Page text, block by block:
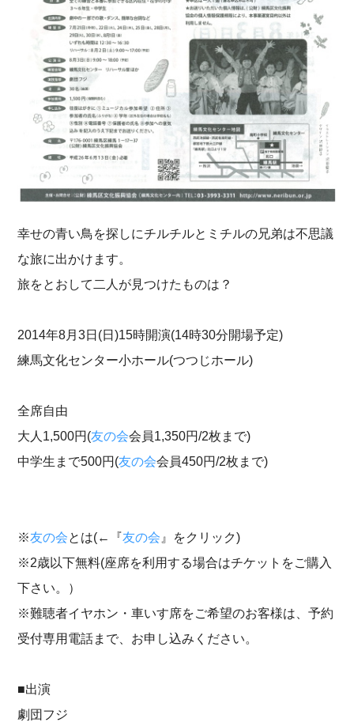
幸せの青い鳥を探しにチルチルとミチルの兄弟は不思議
な旅に出かけます。
旅をとおして二人が見つけたものは？
2014年8月3日(日)15時開演(14時30分開場予定)
練馬文化センター小ホール(つつじホール)
全席自由
大人1,500円(友の会会員1,350円/2枚まで)
中学生まで500円(友の会会員450円/2枚まで)
※友の会とは(←『友の会』をクリック)
※2歳以下無料(座席を利用する場合はチケットをご購入
下さい。）
※難聴者イヤホン・車いす席をご希望のお客様は、予約
受付専用電話まで、お申し込みください。
■出演
劇団フジ